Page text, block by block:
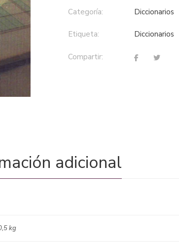
Categoría: diccionarios
Etiqueta: diccionarios
Compartir:
adicional
kg